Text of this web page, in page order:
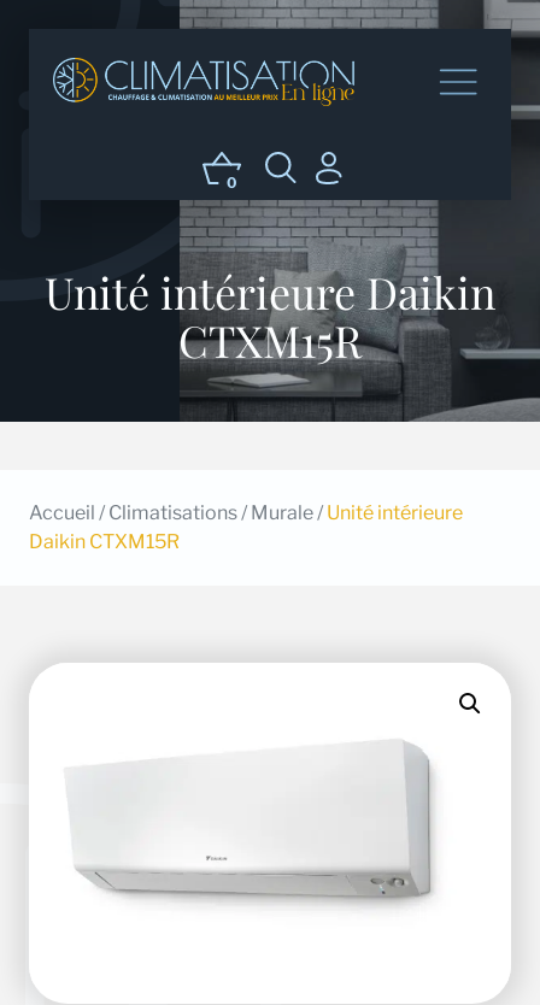
0
Unité intérieure Daikin
CTXM15R
Accueil / Climatisations/ Murale/ Unité intérieure
Daikin CTXM15R